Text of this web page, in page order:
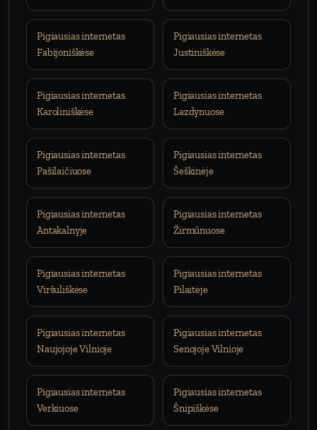
Pigiausias internetas
Fabijoniškėse
Pigiausias internetas
Justiniškėse
Pigiausias internetas
Karoliniškėse
Pigiausias internetas
Lazdynuose
Pigiausias internetas
Pašilaičiuose
Pigiausias internetas
Šeškinėje
Pigiausias internetas
Antakalnyje
Pigiausias internetas
Žirmūnuose
Pigiausias internetas
Viršuliškėse
Pigiausias internetas
Pilaitėje
Pigiausias internetas
Naujojoje Vilnioje
Pigiausias internetas
Senojoje Vilnioje
Pigiausias internetas
Verkiuose
Pigiausias internetas
Šnipiškėse